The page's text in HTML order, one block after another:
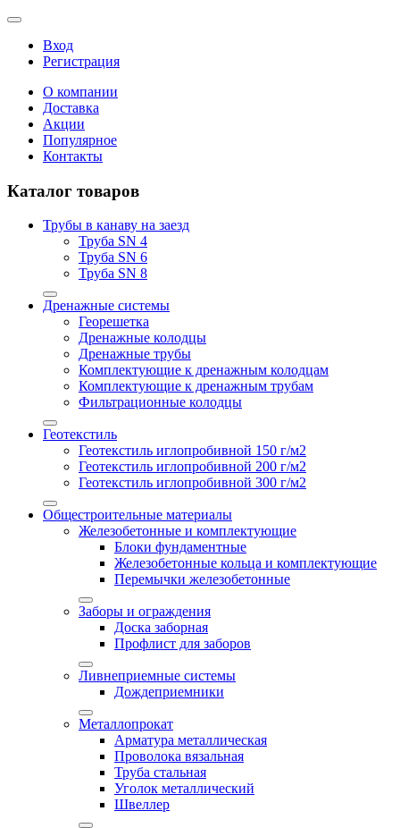
Вход
Регистрация
О компании
Доставка
Акции
Популярное
Контакты
Каталог товаров
Трубы в канаву на заезд
Труба SN 4
Труба SN 6
Труба SN 8
Дренажные системы
Георешетка
Дренажные колодцы
Дренажные трубы
Комплектующие к дренажным колодцам
Комплектующие к дренажным трубам
Фильтрационные колодцы
Геотекстиль
Геотекстиль иглопробивной 150 г/м2
Геотекстиль иглопробивной 200 г/м2
Геотекстиль иглопробивной 300 г/м2
Общестроительные материалы
Железобетонные и комплектующие
Блоки фундаментные
Железобетонные кольца и комплектующие
Перемычки железобетонные
Заборы и ограждения
Доска заборная
Профлист для заборов
Ливнеприемные системы
Дождеприемники
Металлопрокат
Арматура металлическая
Проволока вязальная
Труба стальная
Уголок металлический
Швеллер